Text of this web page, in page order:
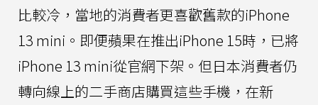
比較冷，當地的消費者更喜歡舊款的iPhone
13 mini。即便蘋果在推出iPhone 15時，已將
iPhone 13 mini從官網下架。但日本消費者仍
轉向線上的二手商店購買這些手機，在新